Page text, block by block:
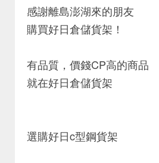
感謝離島澎湖來的朋友
購買好日倉儲貨架！
有品質，價錢CP高的商品
就在好日倉儲貨架
選購好日c型鋼貨架